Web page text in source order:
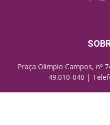
Praça Olimpio Campos, nº
49.010-040 |